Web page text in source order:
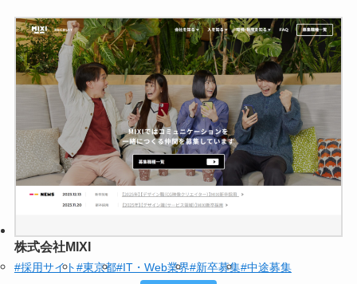
株式会社MIXI
#採用サイト#東京都#IT・Web業界#新卒募集#中途募集